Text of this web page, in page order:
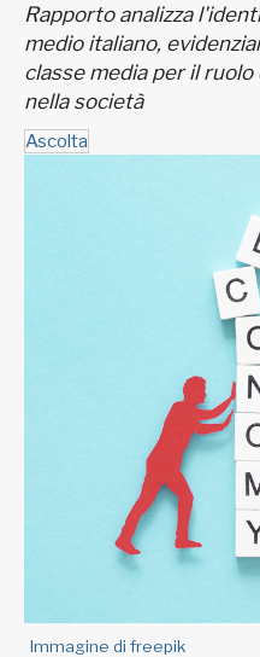
Rapporto analizza
medio italiano,
classe media per il
nella società
Ascolta
Immagine di freepik